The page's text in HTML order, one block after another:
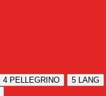
4 PELLEGRINO 5
LANG